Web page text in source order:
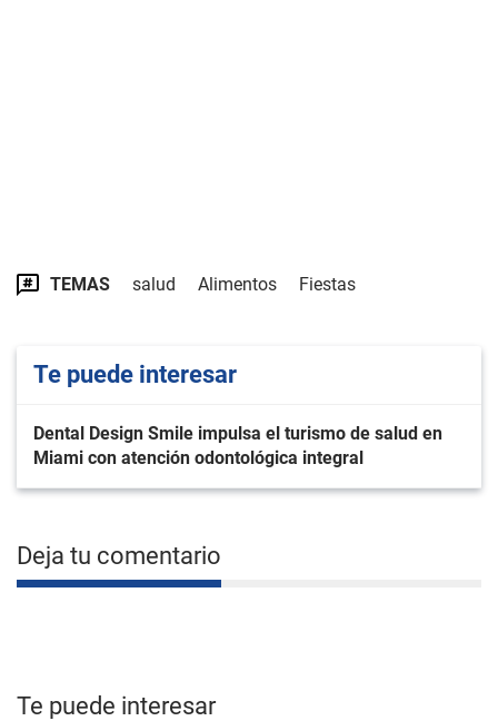
TEMAS salud Alimentos Fiestas
Te puede interesar
Dental Design Smile impulsa el turismo de salud en
Miami con atención odontológica integral
Deja tu comentario
Te puede interesar